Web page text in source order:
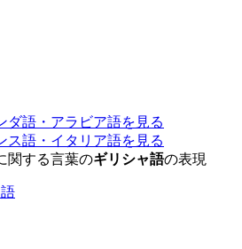
ダ語・アラビア語を見る
ス語・イタリア語を見る
関する言葉のギリシャ語の表現